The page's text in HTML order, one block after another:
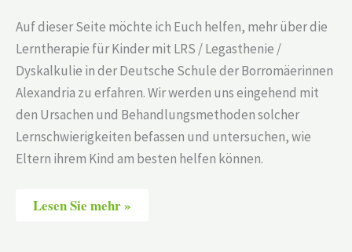
Auf dieser Seite möchte ich Euch helfen, mehr über die
Lerntherapie für Kinder mit LRS / Legasthenie /
Dyskalkulie in der Deutsche Schule der Borromäerinnen
Alexandria zu erfahren. Wir werden uns eingehend mit
den Ursachen und Behandlungsmethoden solcher
Lernschwierigkeiten befassen und untersuchen, wie
Eltern ihrem Kind am besten helfen können.
Lesen Sie mehr »